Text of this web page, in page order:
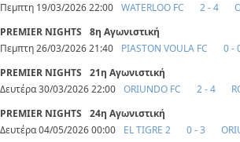
Πεμπτη 19/03/2026 22:00 WATERLOO FC 2 - 4
PREMIER NIGHTS
8η Αγωνιστική
Πεμπτη 26/03/2026 21:40
PIASTON VOULA FC 0 -
PREMIER NIGHTS
21η Αγωνιστική
Δευτέρα 30/03/2026 22:00 ORIUNDO FC 2 - 4
PREMIER NIGHTS
24η Αγωνιστική
Δευτέρα 04/05/2026 00:00
EL TIGRE 2 0 - 3